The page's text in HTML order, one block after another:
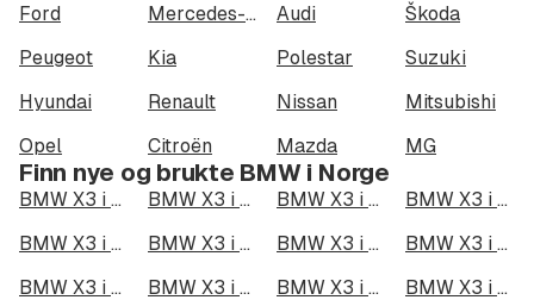
Ford
Mercedes-Benz Audi
Škoda
Peugeot
Kia Polestar
Suzuki
Hyundai
Renault Nissan
Mitsubishi
Opel
Citroën Mazda MG
Finn nye og brukte BMW i Norge
BMW X3 i Oslo BMW X3 i Bergen BMW X3 i Trondheim
BMW X3 i Stavanger
BMW X3 i Kristiansand
BMW X3 i Fredrikstad BMW X3 i Drammen
BMW X3 i Skien
BMW X3 i Tromsø
BMW X3 i Ålesund BMW X3 i Moss
BMW X3 i Porsgrunn